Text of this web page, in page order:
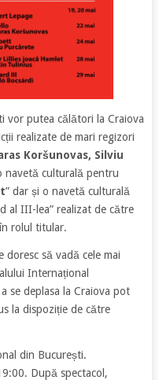
vor putea călători la Craiova
realizate de mari regizori
Koršunovas, Silviu
navetă culturală pentru
” dar și o navetă culturală
al III-lea” realizat de către
rolul titular.
să vadă cele mai
Internațional
se deplasa la Craiova pot
la dispoziție de către
din București.
După spectacol,